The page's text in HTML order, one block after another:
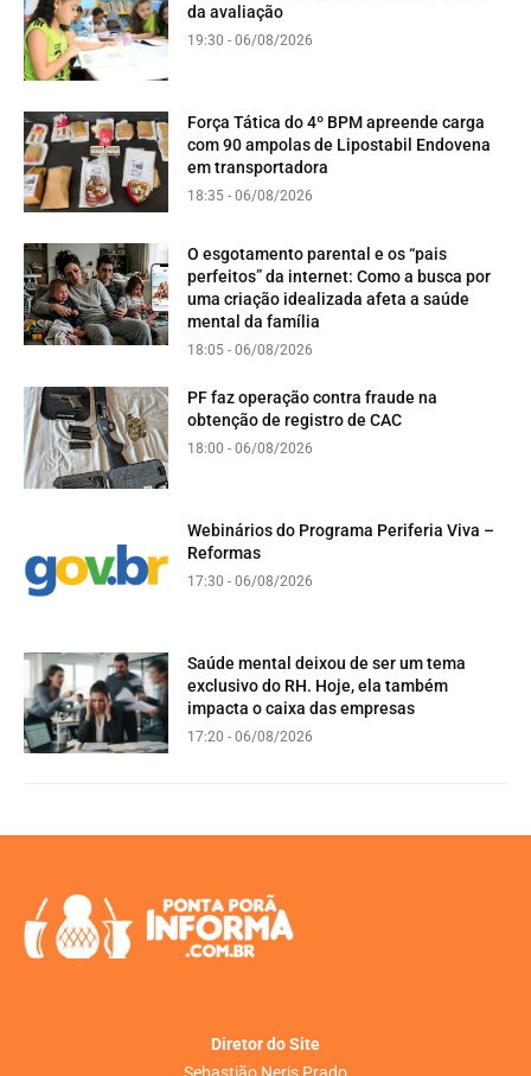
da avaliação
19:30 - 06/08/2026
Força Tática do 4º BPM apreende carga
com 90 ampolas de Lipostabil Endovena
em transportadora
18:35 - 06/08/2026
O esgotamento parental e os “pais
perfeitos” da internet: Como a busca por
uma criação idealizada afeta a saúde
mental da família
18:05 - 06/08/2026
PF faz operação contra fraude na
obtenção de registro de CAC
18:00 - 06/08/2026
Webinários do Programa Periferia Viva –
Reformas
17:30 - 06/08/2026
Saúde mental deixou de ser um tema
exclusivo do RH. Hoje, ela também
impacta o caixa das empresas
17:20 - 06/08/2026
Diretor do Site